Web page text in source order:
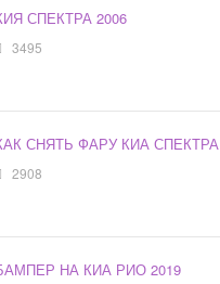
СПЕКТРА 2006
3495
СНЯТЬ ФАРУ КИА СПЕКТРА
2908
НА КИА РИО 2019